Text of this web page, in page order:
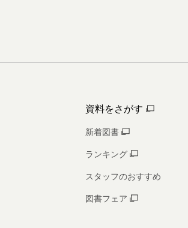
資料をさがす
新着図書
ランキング
スタッフのおすすめ
図書フェア